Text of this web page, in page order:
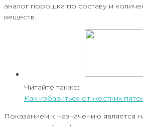
аналог порошка по составу и
веществ.
Читайте также:
Как избавиться от жестких
Показанием к назначению является